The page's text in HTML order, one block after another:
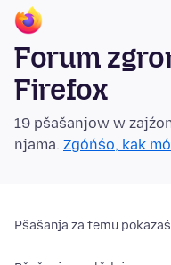
Forum
Firefox
19 pšašanjow w
njama. Zgóńśo, kak
Pšašanja za temu